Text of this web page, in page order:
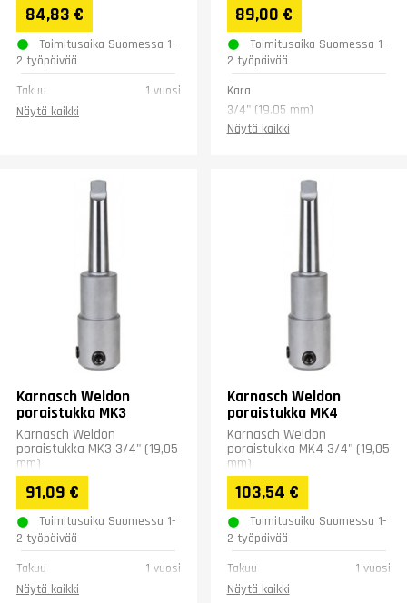
84,83 €
Toimitusaika Suomessa 1-
2 työpäivää
Takuu
1 vuosi
Näytä kaikki
käytettäväksi niin
käsiporakoneissa...
89,00 €
Toimitusaika Suomessa 1-
2 työpäivää
Kara
3/4" (19,05 mm)
Kallistus (°)
Näytä kaikki
Karnasch Weldon
poraistukka MK3
Karnasch Weldon
poraistukka MK3 3/4" (19,05
mm)
91,09 €
Toimitusaika Suomessa 1-
2 työpäivää
Takuu
1 vuosi
Näytä kaikki
Karnasch Weldon
poraistukka MK4
Karnasch Weldon
poraistukka MK4 3/4" (19,05
mm)
103,54 €
Toimitusaika Suomessa 1-
2 työpäivää
Takuu
1 vuosi
Näytä kaikki